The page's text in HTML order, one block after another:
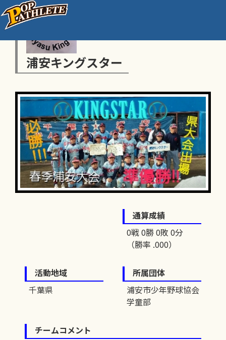
浦安キングスター
通算成績
0戦 0勝 0敗 0分
（勝率 .000）
活動地域
千葉県
所属団体
浦安市少年野球協会
学童部
チームコメント